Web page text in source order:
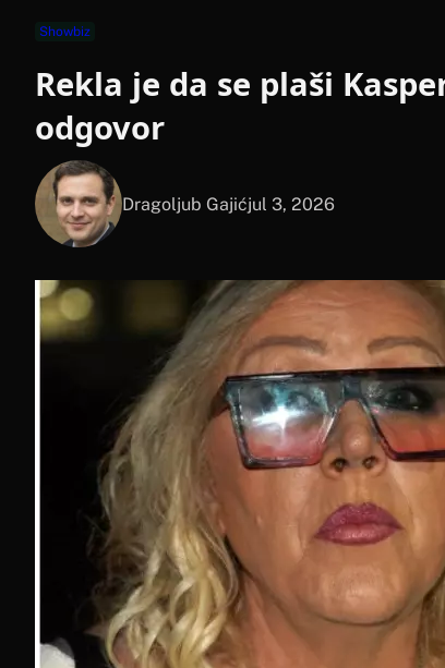
Showbiz
Rekla je da se plaši
odgovor
Dragoljub Gajićjul 3, 2026